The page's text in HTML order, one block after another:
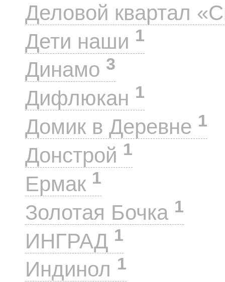
Деловой квартал
Дети наши 1
Динамо 3
Дифлюкан 1
Домик в Деревне 1
Донстрой 1
Ермак 1
Золотая Бочка 1
ИНГРАД 1
Индинол 1